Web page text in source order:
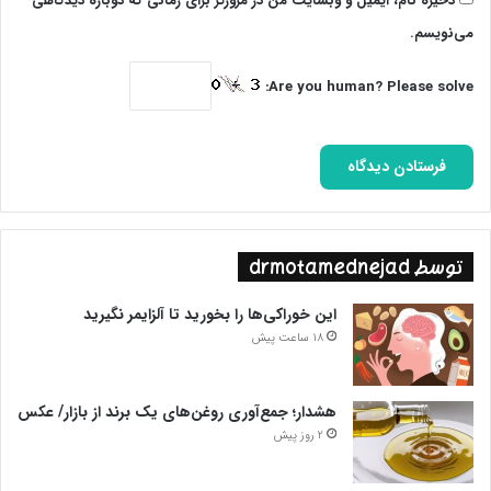
می‌نویسم.
Are you human? Please solve:
توسط drmotamednejad
این خوراکی‌ها را بخورید تا آلزایمر نگیرید
18 ساعت پیش
هشدار؛ جمع‌آوری روغن‌های یک برند از بازار/ عکس
2 روز پیش